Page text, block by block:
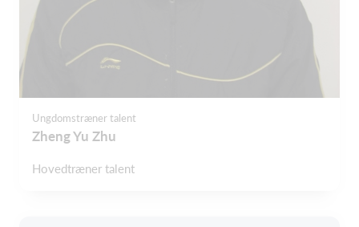
Ungdomstræner talent
Zheng Yu Zhu
Hovedtræner talent